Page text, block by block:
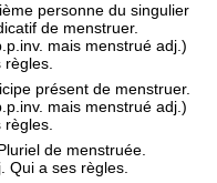
personne du singulier
de menstruer.
mais menstrué adj.)
présent de menstruer.
mais menstrué adj.)
de menstruée.
Qui a ses règles.